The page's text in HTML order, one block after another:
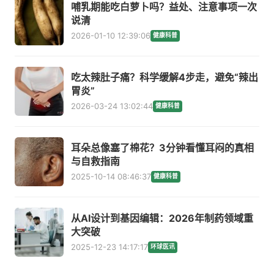
哺乳期能吃白萝卜吗？益处、注意事项一次
说清
2026-01-10 12:39:06 健康科普
吃太辣肚子痛？科学缓解4步走，避免“辣出
胃炎”
2026-03-24 13:02:44 健康科普
耳朵总像塞了棉花？3分钟看懂耳闷的真相
与自救指南
2025-10-14 08:46:37 健康科普
从AI设计到基因编辑：2026年制药领域重
大突破
2025-12-23 14:17:17 环球医讯